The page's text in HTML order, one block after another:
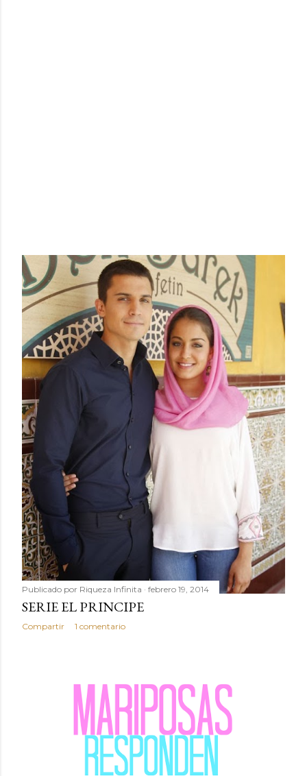
Publicado por Riqueza Infinita febrero 19, 2014
SERIE EL PRINCIPE
Compartir 1 comentario